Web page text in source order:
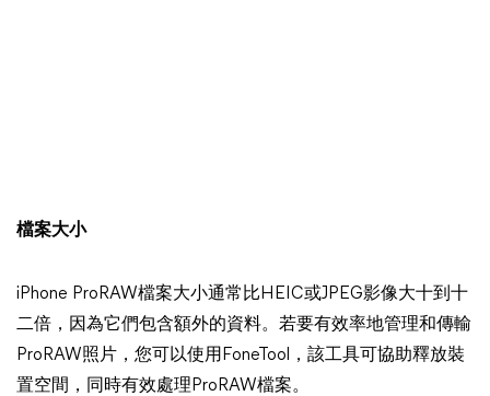
檔案大小
iPhone ProRAW檔案大小通常比HEIC或JPEG影像大十到十
二倍，因為它們包含額外的資料。若要有效率地管理和傳輸
ProRAW照片，您可以使用FoneTool，該工具可協助釋放裝
置空間，同時有效處理ProRAW檔案。